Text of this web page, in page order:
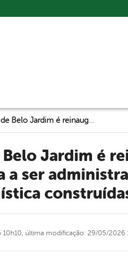
a ser
última modificação: 29/05/2026